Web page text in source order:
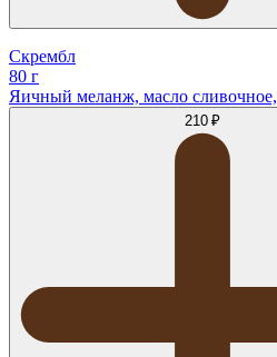
Скрембл
80 г
Яичный меланж, масло
210 ₽